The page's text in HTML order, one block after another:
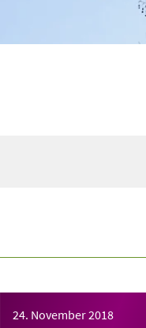
24. November 2018